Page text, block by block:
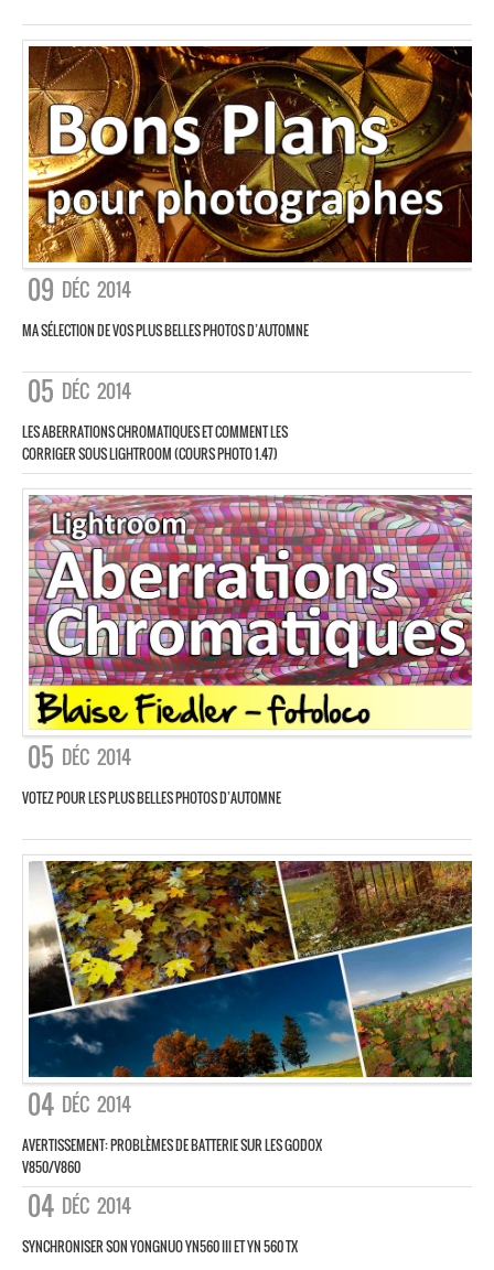
09 DÉC 2014
MA SÉLECTION DE VOS PLUS BELLES PHOTOS D’AUTOMNE
05 DÉC 2014
LES ABERRATIONS CHROMATIQUES ET COMMENT LES
CORRIGER SOUS LIGHTROOM (COURS PHOTO 1.47)
05 DÉC 2014
VOTEZ POUR LES PLUS BELLES PHOTOS D’AUTOMNE
04 DÉC 2014
AVERTISSEMENT: PROBLÈMES DE BATTERIE SUR LES GODOX
V850/V860
04 DÉC 2014
SYNCHRONISER SON YONGNUO YN560 III ET YN 560 TX